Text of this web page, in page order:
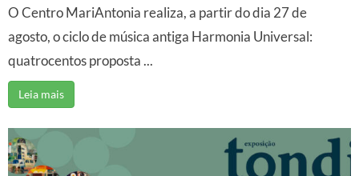
O Centro MariAntonia realiza, a partir do dia 27 de
agosto, o ciclo de música antiga Harmonia Universal:
quatrocentos proposta ...
Leia mais